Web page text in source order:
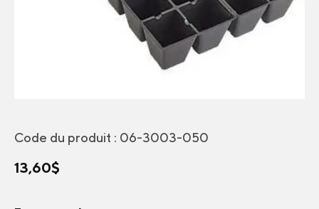
Code du produit : 06-3003-050
13,60$